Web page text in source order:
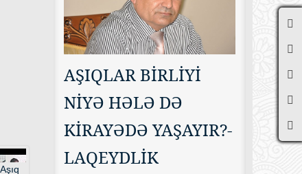
AŞIQLAR BİRLİYİ
NİYƏ HƏLƏ DƏ
KİRAYƏDƏ YAŞAYIR?-
LAQEYDLİK